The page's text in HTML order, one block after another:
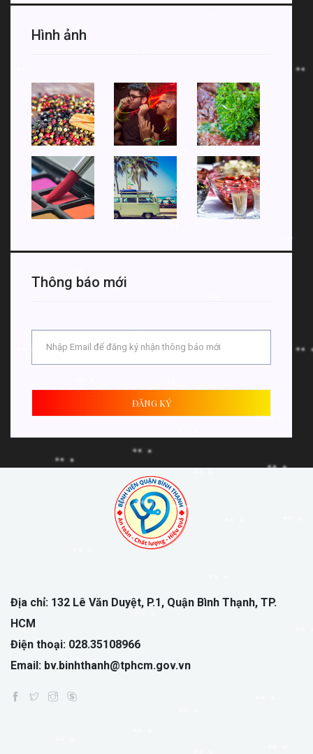
Hình ảnh
Thông báo mới
ĐĂNG KÝ
Địa chỉ: 132 Lê Văn Duyệt, P.1, Quận Bình Thạnh, TP.
HCM
Điện thoại: 028.35108966
Email: bv.binhthanh@tphcm.gov.vn